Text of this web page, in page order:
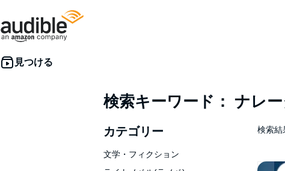
検索キーワード： ナレ
カテゴリー
文学・フィクション
検索結